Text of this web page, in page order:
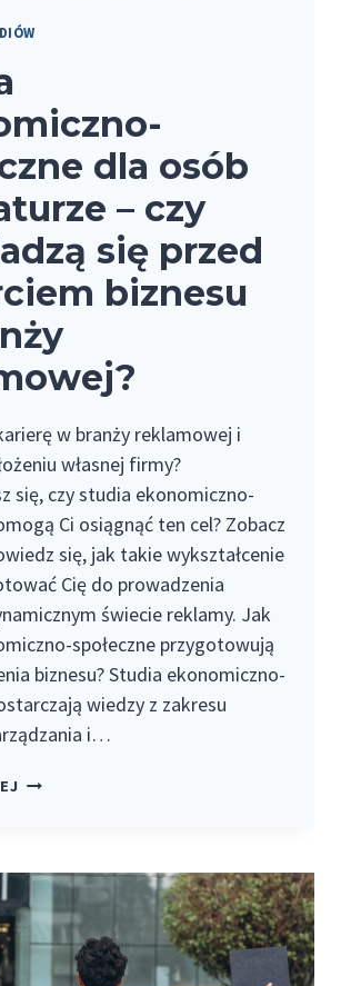
dla osób
– czy
się przed
biznesu
w branży reklamowej i
własnej firmy?
się, czy studia ekonomiczno-
Ci osiągnąć ten cel? Zobacz
się, jak takie wykształcenie
Cię do prowadzenia
świecie reklamy. Jak
społeczne przygotowują
biznesu? Studia ekonomiczno-
wiedzy z zakresu
i…
STUDIA
DLA
OSÓB
PO
MATURZE